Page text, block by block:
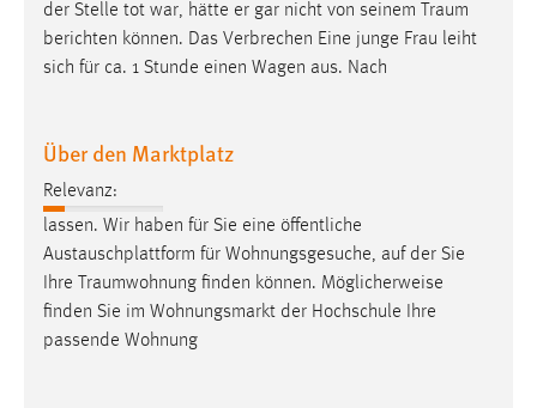
der Stelle tot war, hätte er gar nicht von seinem
Traum
berichten können. Das Verbrechen Eine junge Frau leiht
sich für ca. 1 Stunde einen Wagen aus. Nach
Über den Marktplatz
Relevanz:
lassen. Wir haben für Sie eine öffentliche
Austauschplattform für Wohnungsgesuche, auf der Sie
Ihre Traumwohnung finden können. Möglicherweise
finden Sie im Wohnungsmarkt der Hochschule Ihre
passende Wohnung